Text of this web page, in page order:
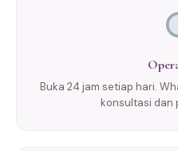
Buka 24 jam setiap hari.
konsultasi dan